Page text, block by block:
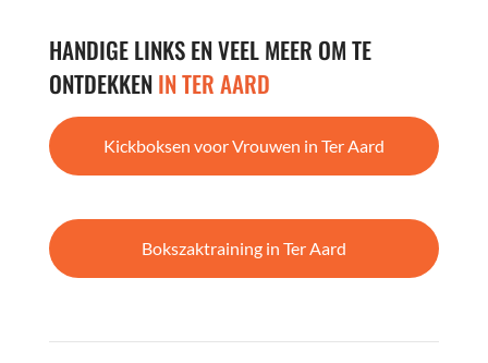
HANDIGE LINKS EN VEEL MEER OM TE
ONTDEKKENIN TER AARD
Kickboksen voor Vrouwen in Ter Aard
Bokszaktraining in Ter Aard